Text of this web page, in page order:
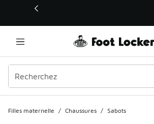
Ce lien s’ouvrira dans une nouvelle fenêtre
Filles maternelle / Chaussures / Sabots